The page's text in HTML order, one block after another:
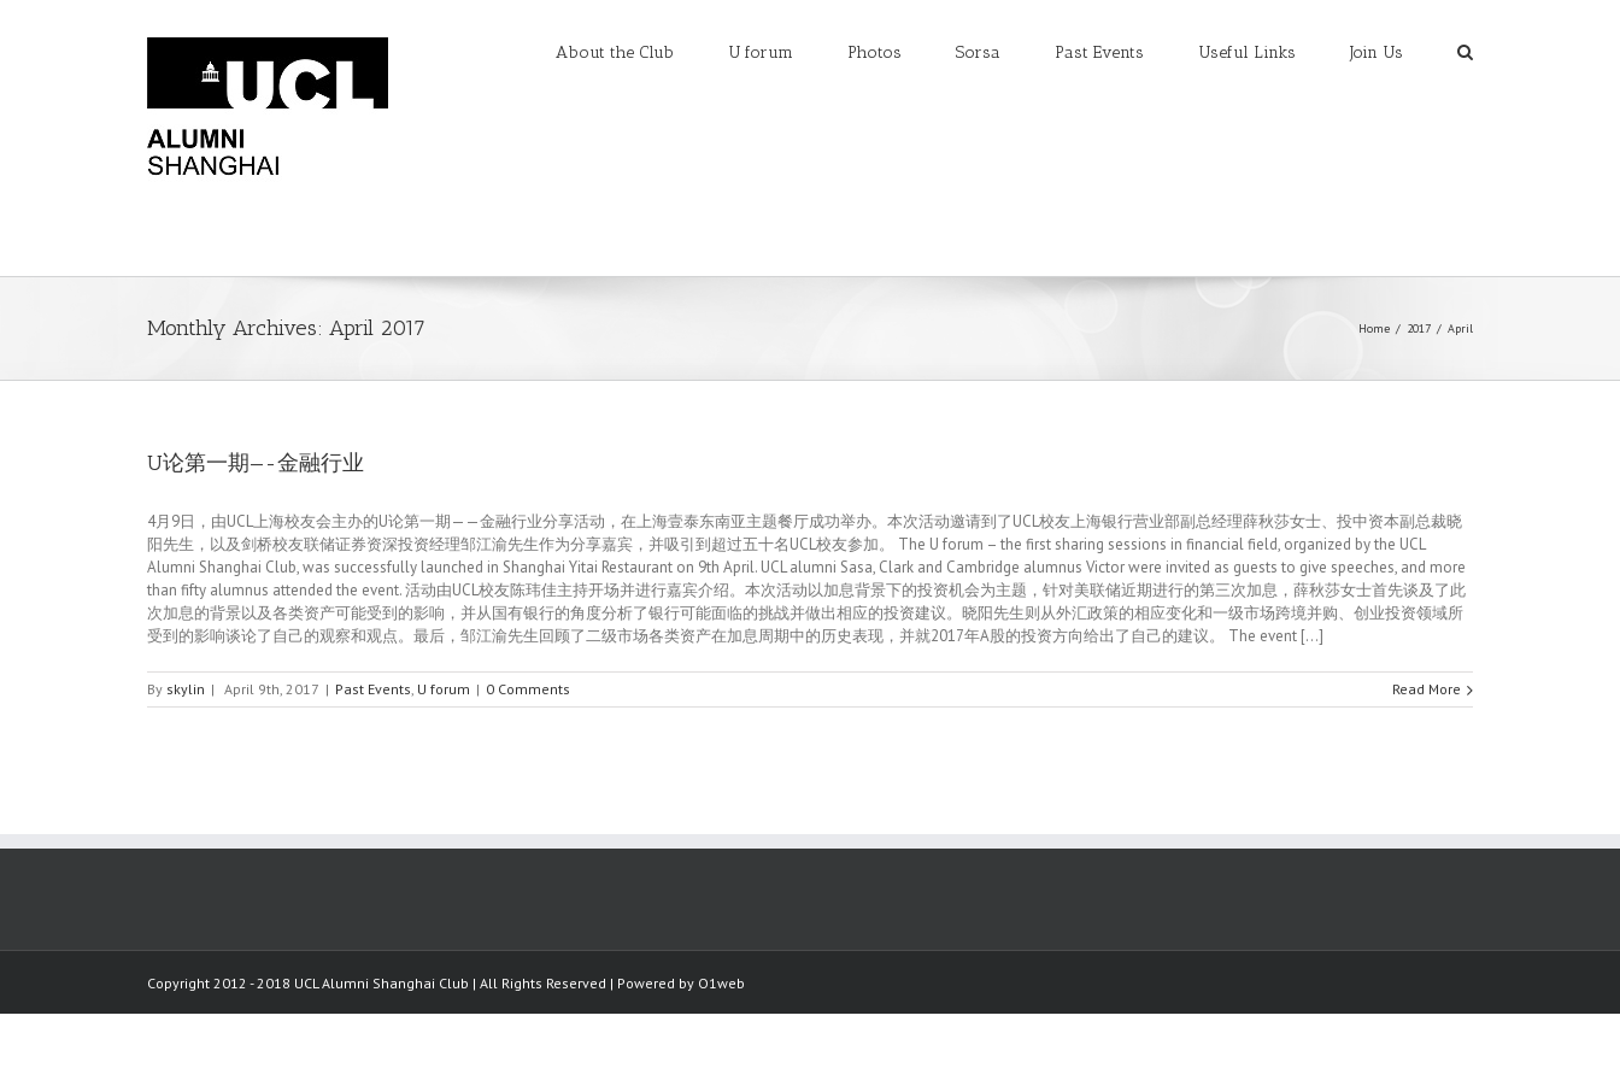
About the Club U forum Photos Sorsa Past Events Useful Links Join Us
Monthly Archives: April 2017 Home / 2017 / April
U论第一期—-金融行业
4月9日，由UCL上海校友会主办的U论第一期——金融行业分享活动，在上海壹泰东南亚主题餐厅成功举办。本次活动邀请到了UCL校友上海银行营业部副总经理薛秋莎女士、投中资本副总裁晓
阳先生，以及剑桥校友联储证券资深投资经理邹江渝先生作为分享嘉宾，并吸引到超过五十名UCL校友参加。 The U forum – the first sharing sessions in financial field, organized by the UCL
Alumni Shanghai Club, was successfully launched in Shanghai Yitai Restaurant on 9th April. UCL alumni Sasa, Clark and Cambridge alumnus Victor were invited as guests to give speeches, and more
than fifty alumnus attended the event. 活动由UCL校友陈玮佳主持开场并进行嘉宾介绍。本次活动以加息背景下的投资机会为主题，针对美联储近期进行的第三次加息，薛秋莎女士首先谈及了此
次加息的背景以及各类资产可能受到的影响，并从国有银行的角度分析了银行可能面临的挑战并做出相应的投资建议。晓阳先生则从外汇政策的相应变化和一级市场跨境并购、创业投资领域所
受到的影响谈论了自己的观察和观点。最后，邹江渝先生回顾了二级市场各类资产在加息周期中的历史表现，并就2017年A股的投资方向给出了自己的建议。 The event [...]
By skylin | April 9th, 2017 | Past Events, U forum | 0 Comments Read More
Copyright 2012 - 2018 UCL Alumni Shanghai Club | All Rights Reserved | Powered by O1web